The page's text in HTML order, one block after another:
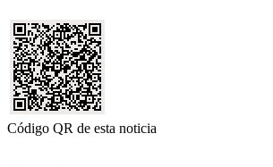
Código QR de esta noticia